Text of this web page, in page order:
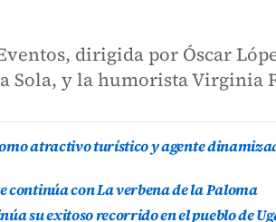
dirigida por Óscar
Sola, y la humorista Virginia
atractivo turístico y agente
continúa con La verbena de la Paloma
su exitoso recorrido en el pueblo de